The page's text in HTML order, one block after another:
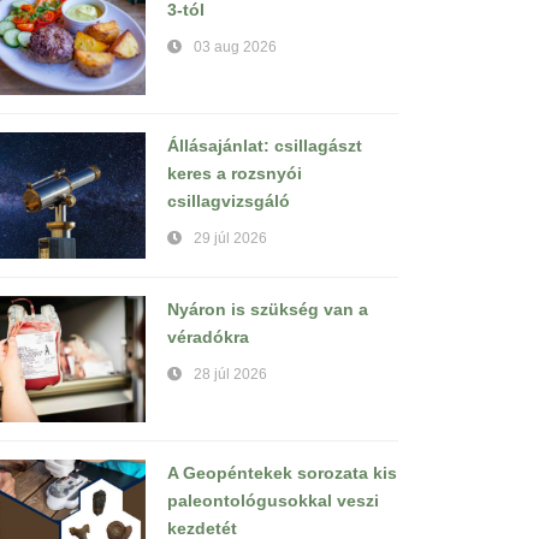
3-tól
03 aug 2026
Állásajánlat: csillagászt
keres a rozsnyói
csillagvizsgáló
29 júl 2026
Nyáron is szükség van a
véradókra
28 júl 2026
A Geopéntekek sorozata kis
paleontológusokkal veszi
kezdetét